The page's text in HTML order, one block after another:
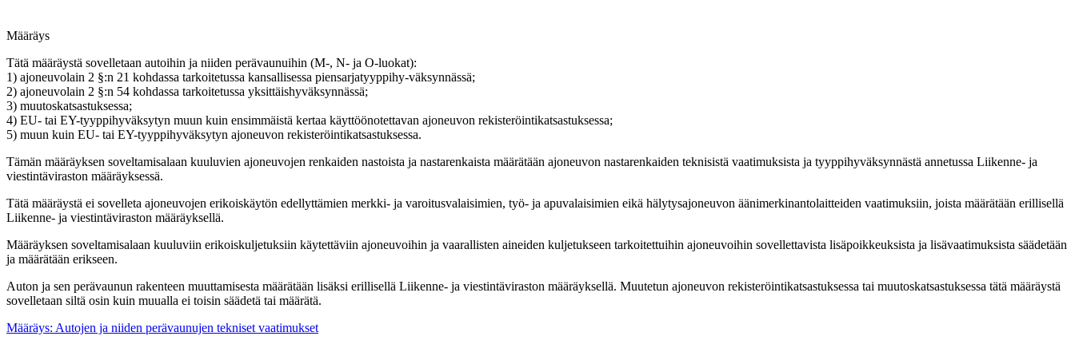
Määräys
Tätä määräystä sovelletaan autoihin ja niiden perävaunuihin (M-, N- ja O-luokat):
1) ajoneuvolain 2 §:n 21 kohdassa tarkoitetussa kansallisessa piensarjatyyppihy-väksynnässä;
2) ajoneuvolain 2 §:n 54 kohdassa tarkoitetussa yksittäishyväksynnässä;
3) muutoskatsastuksessa;
4) EU- tai EY-tyyppihyväksytyn muun kuin ensimmäistä kertaa käyttöönotettavan ajoneuvon rekisteröintikatsastuksessa;
5) muun kuin EU- tai EY-tyyppihyväksytyn ajoneuvon rekisteröintikatsastuksessa.
Tämän määräyksen soveltamisalaan kuuluvien ajoneuvojen renkaiden nastoista ja nastarenkaista määrätään ajoneuvon nastarenkaiden teknisistä vaatimuksista ja tyyppihyväksynnästä annetussa Liikenne- ja
viestintäviraston määräyksessä.
Tätä määräystä ei sovelleta ajoneuvojen erikoiskäytön edellyttämien merkki- ja varoitusvalaisimien, työ- ja apuvalaisimien eikä hälytysajoneuvon äänimerkinantolaitteiden vaatimuksiin, joista määrätään erillisellä
Liikenne- ja viestintäviraston määräyksellä.
Määräyksen soveltamisalaan kuuluviin erikoiskuljetuksiin käytettäviin ajoneuvoihin ja vaarallisten aineiden kuljetukseen tarkoitettuihin ajoneuvoihin sovellettavista lisäpoikkeuksista ja lisävaatimuksista säädetään
ja määrätään erikseen.
Auton ja sen perävaunun rakenteen muuttamisesta määrätään lisäksi erillisellä Liikenne- ja viestintäviraston määräyksellä. Muutetun ajoneuvon rekisteröintikatsastuksessa tai muutoskatsastuksessa tätä määräystä
sovelletaan siltä osin kuin muualla ei toisin säädetä tai määrätä.
Määräys: Autojen ja niiden perävaunujen tekniset vaatimukset